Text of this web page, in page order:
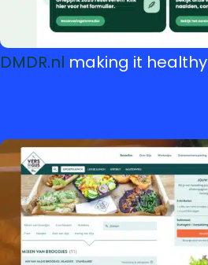
DMDR.nl making it healthy